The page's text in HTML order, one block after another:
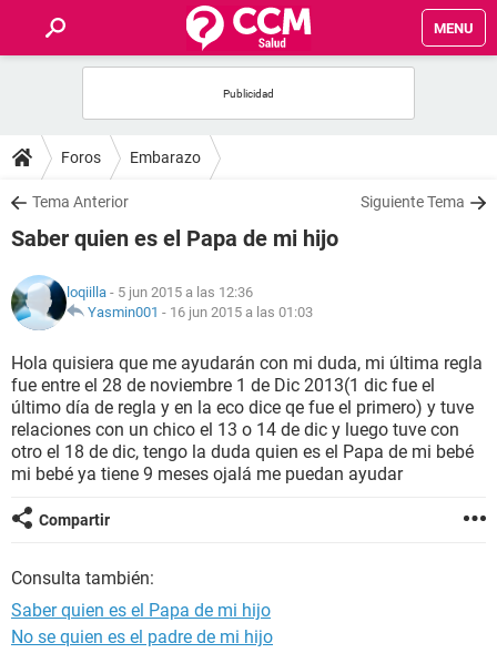
MENU
FOROS
SALUD
NUTRICIÓN
BIENESTAR
SEXUALIDAD
GLOSARIO
Foros Embarazo
Tema Anterior Siguiente Tema
Saber quien es el Papa de mi hijo
loqiilla - 5 jun 2015 a las 12:36
Yasmin001 - 16 jun 2015 a las 01:03
Hola quisiera que me ayudarán con mi duda, mi última regla
fue entre el 28 de noviembre 1 de Dic 2013(1 dic fue el
último día de regla y en la eco dice qe fue el primero) y tuve
relaciones con un chico el 13 o 14 de dic y luego tuve con
otro el 18 de dic, tengo la duda quien es el Papa de mi bebé
mi bebé ya tiene 9 meses ojalá me puedan ayudar
Compartir
Consulta también:
Saber quien es el Papa de mi hijo
No se quien es el padre de mi hijo